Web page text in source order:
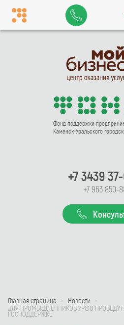
Фонд поддержки
Каменск-Уральского
+7 3439
+7 963 850-
Главная страница
Новости
ДЛЯ ПРОМЫШЛЕННИКОВ УРФО
ГОСПОДДЕРЖКЕ